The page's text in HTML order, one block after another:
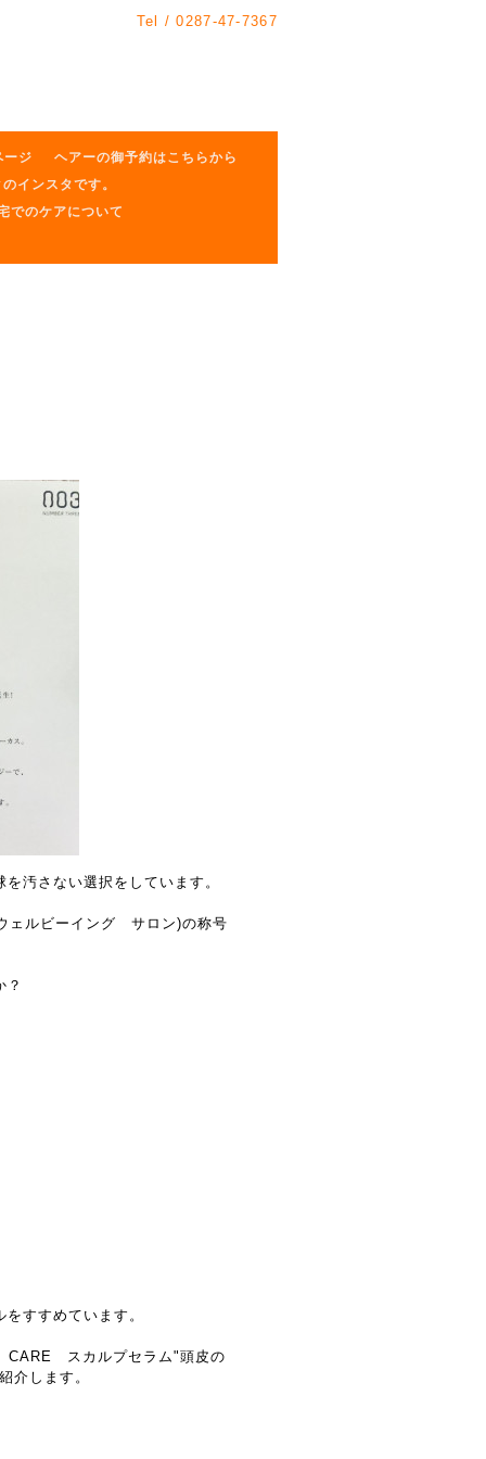
Tel /0287-47-7367
ージ
ヘアーの御予約はこちらから
インスタです。
でのケアについて
を汚さない選択をしています。
ェルビーイング サロン)の称号
？
すすめています。
スカルプセラム"頭皮の
します。